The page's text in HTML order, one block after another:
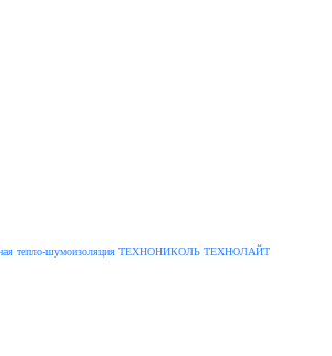
тепло-шумоизоляция ТЕХНОНИКОЛЬ ТЕХНОЛАЙТ